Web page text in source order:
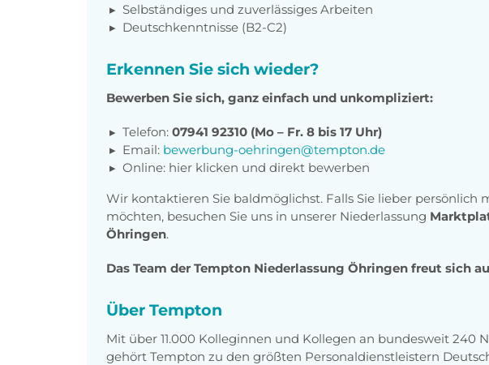
Selbständiges und zuverlässiges Arbeiten
Deutschkenntnisse (B2-C2)
Erkennen Sie sich wieder?
Bewerben Sie sich, ganz einfach und unkompliziert:
Telefon: 07941 92310 (Mo – Fr. 8 bis 17 Uhr)
Email: bewerbung-oehringen@tempton.de
Online: hier klicken und direkt bewerben
Wir kontaktieren Sie baldmöglichst. Falls Sie lieber persönlich
möchten, besuchen Sie uns in unserer Niederlassung
Öhringen.
Das Team der Tempton Niederlassung Öhringen freut sich
Über Tempton
Mit über 11.000 Kolleginnen und Kollegen an bundesweit 240
gehört Tempton zu den größten Personaldienstleistern